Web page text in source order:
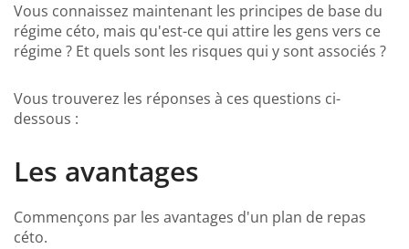
Vous connaissez maintenant les principes de base du
régime céto, mais qu'est-ce qui attire les gens vers ce
régime ? Et quels sont les risques qui y sont associés ?
Vous trouverez les réponses à ces questions ci-
dessous :
Les avantages
Commençons par les avantages d'un plan de repas
céto.